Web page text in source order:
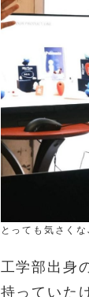
とっても気さく
工学部出身
持っていた